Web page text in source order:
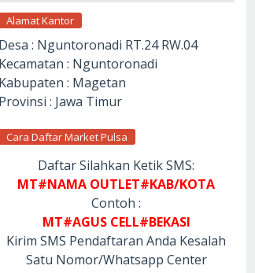
Alamat Kantor
Desa : Nguntoronadi RT.24 RW.04
Kecamatan : Nguntoronadi
Kabupaten : Magetan
Provinsi : Jawa Timur
Cara Daftar Market Pulsa
Daftar Silahkan Ketik SMS:
MT#NAMA OUTLET#KAB/KOTA
Contoh :
MT#AGUS CELL#BEKASI
Kirim SMS Pendaftaran Anda Kesalah
Satu Nomor/Whatsapp Center